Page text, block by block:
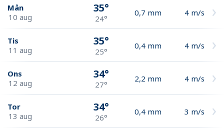
Mån
10 aug
35°
24°
0,7 mm 4 m/s
Tis
11 aug
35°
25°
0,4 mm 4 m/s
Ons
12 aug
34°
27°
2,2 mm 4 m/s
Tor
13 aug
34°
26°
0,4 mm 3 m/s